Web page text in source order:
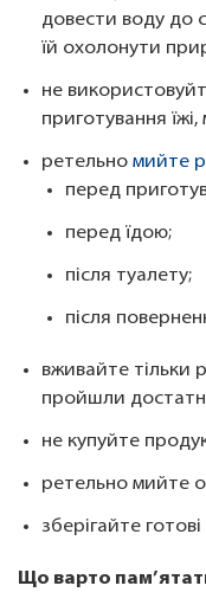
довести воду до
їй охолонути
не
приготування
ретельно мийте
перед
перед їдою;
після туалету;
після
вживайте тільки
пройшли
не купуйте
ретельно мийте
зберігайте
Що варто